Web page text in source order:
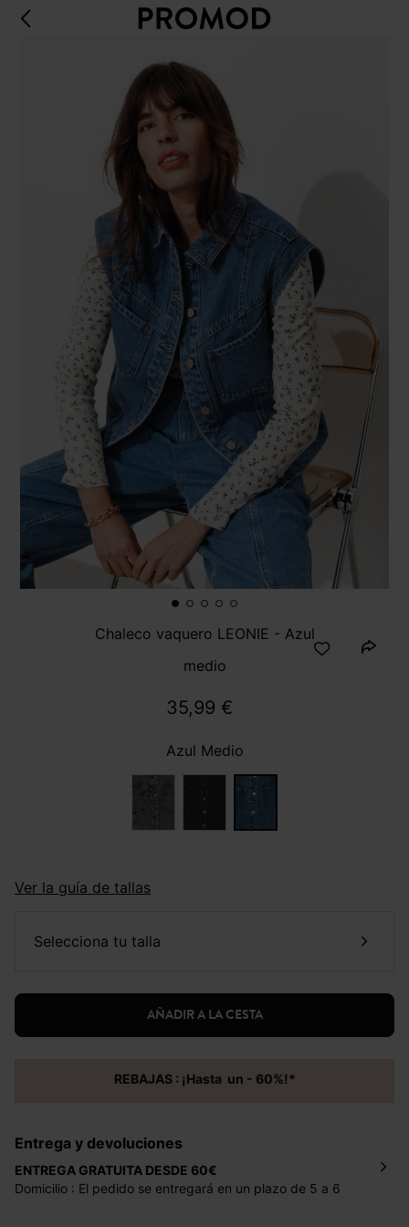
Chaleco vaquero LEONIE - Azul
medio
35,99 €
Azul Medio
Ver la guía de tallas
selecciona tu talla
AÑADIR A LA CESTA
REBAJAS : ¡Hasta un - 60%!*
Entrega y devoluciones
ENTREGA GRATUITA DESDE 60€
Domicilio : El pedido se entregará en un plazo de 5 a 6